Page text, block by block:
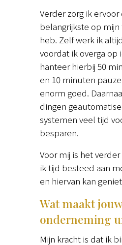
Verder zorg ik
belangrijkste op
heb. Zelf werk ik
voordat ik overga op
hanteer hierbij 50
en 10 minuten
enorm goed.
dingen
systemen veel tijd
besparen.
Voor mij is het
ik tijd besteed aan
en hiervan kan
Wat maakt jouw
onderneming
Mijn kracht is dat ik